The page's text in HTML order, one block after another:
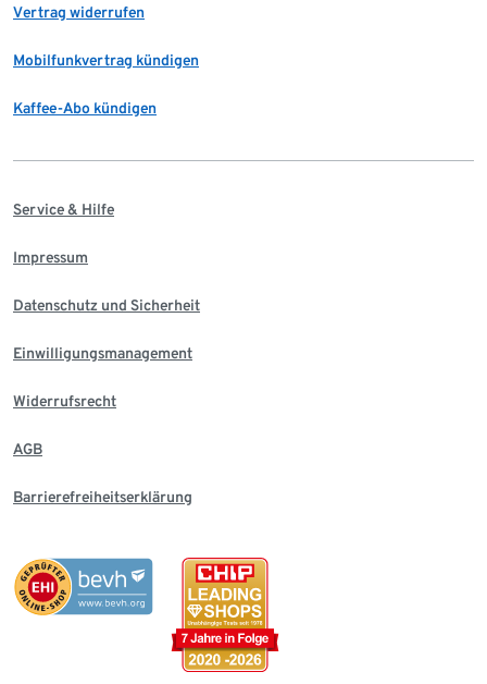
Vertrag widerrufen
Mobilfunkvertrag kündigen
Kaffee-Abo kündigen
Service & Hilfe
Impressum
Datenschutz und Sicherheit
Einwilligungsmanagement
Widerrufsrecht
AGB
Barrierefreiheitserklärung